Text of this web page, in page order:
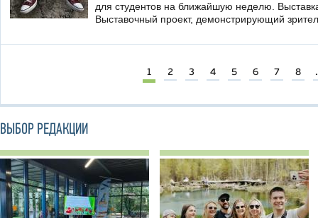
для студентов на ближайшую неделю.
Выставочный проект, демонстрирующий
1 2 3 4 5 6 7 8
ВЫБОР РЕДАКЦИИ